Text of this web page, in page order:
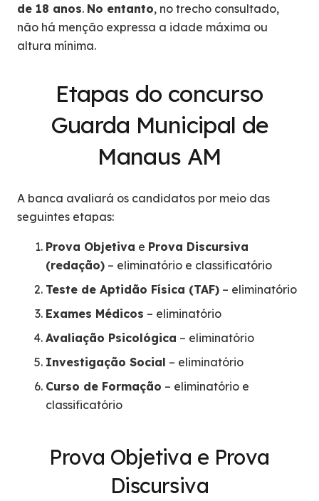
de 18 anos. No entanto, no trecho consultado,
não há menção expressa a idade máxima ou
altura mínima.
Etapas do concurso
Guarda Municipal de
Manaus AM
A banca avaliará os candidatos por meio das
seguintes etapas:
Prova Objetiva e Prova Discursiva
(redação) – eliminatório e classificatório
Teste de Aptidão Física (TAF) – eliminatório
Exames Médicos – eliminatório
Avaliação Psicológica – eliminatório
Investigação Social – eliminatório
Curso de Formação – eliminatório e
classificatório
Prova Objetiva e Prova
Discursiva